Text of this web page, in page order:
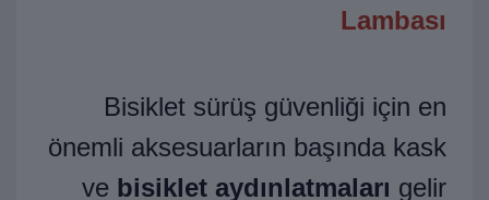
Lambası
Bisiklet sürüş güvenliği için en
önemli aksesuarların başında kask
ve bisiklet aydınlatmaları gelir